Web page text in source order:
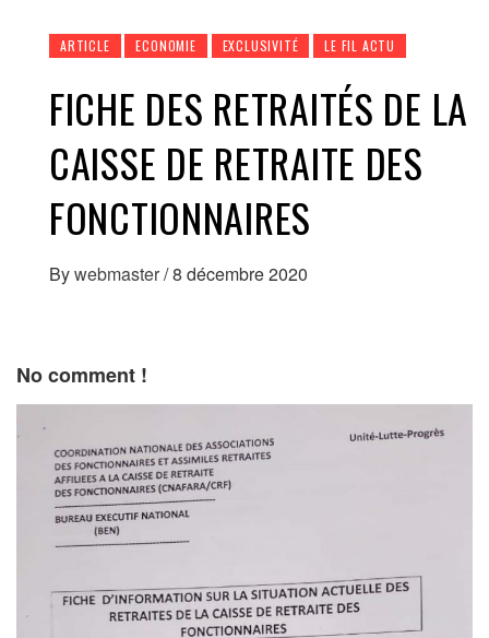
ARTICLE ECONOMIE EXCLUSIVITÉ LE FIL ACTU
FICHE DES RETRAITÉS DE LA
CAISSE DE RETRAITE DES
FONCTIONNAIRES
Bywebmaster/8 décembre 2020
No comment !